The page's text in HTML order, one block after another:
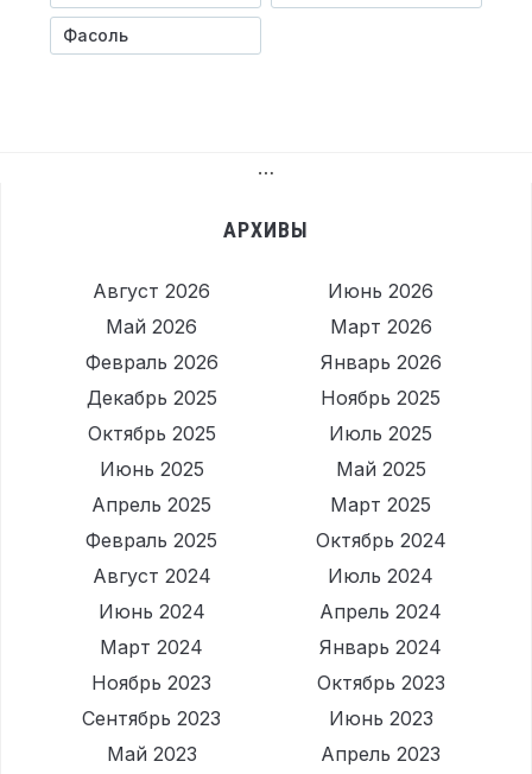
Фасоль
…
АРХИВЫ
Август 2026
Июнь 2026
Май 2026
Март 2026
Февраль 2026
Январь 2026
Декабрь 2025
Ноябрь 2025
Октябрь 2025
Июль 2025
Июнь 2025
Май 2025
Апрель 2025
Март 2025
Февраль 2025
Октябрь 2024
Август 2024
Июль 2024
Июнь 2024
Апрель 2024
Март 2024
Январь 2024
Ноябрь 2023
Октябрь 2023
Сентябрь 2023
Июнь 2023
Май 2023
Апрель 2023